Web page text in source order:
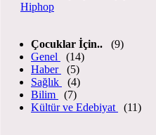
Hiphop
Çocuklar İçin..
(9)
Genel
(14)
Haber
(5)
Sağlık
(4)
Bilim
(7)
Kültür ve Edebiyat
(11)